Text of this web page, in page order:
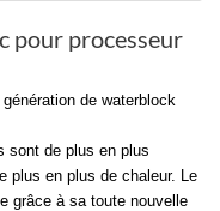
pour processeur
de waterblock
sont de plus en plus
plus en plus de chaleur. Le
grâce à sa toute nouvelle